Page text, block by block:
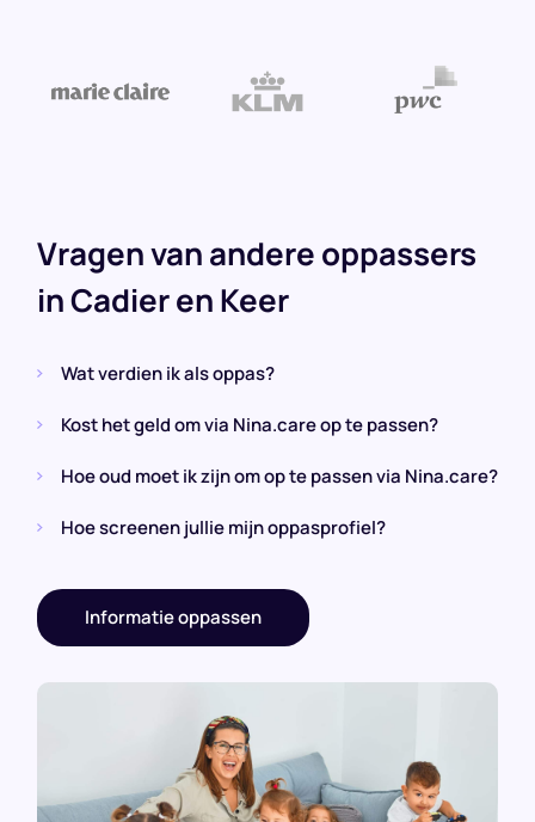
Vragen van andere oppassers
in Cadier en Keer
Wat verdien ik als oppas?
Kost het geld om via Nina.care op te passen?
Hoe oud moet ik zijn om op te passen via Nina.care?
Hoe screenen jullie mijn oppasprofiel?
Informatie oppassen